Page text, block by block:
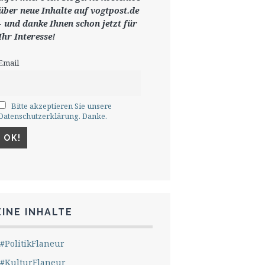
ber neue Inhalte auf vogtpost.de
und danke Ihnen schon jetzt für
Interesse!
Bitte akzeptieren Sie unsere
Danke.
INHALTE
#PolitikFlaneur
#KulturFlaneur